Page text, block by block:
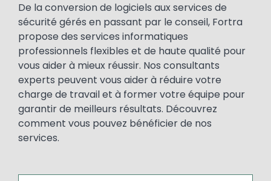
De la conversion de logiciels aux services de
sécurité gérés en passant par le conseil, Fortra
propose des services informatiques
professionnels flexibles et de haute qualité pour
vous aider à mieux réussir. Nos consultants
experts peuvent vous aider à réduire votre
charge de travail et à former votre équipe pour
garantir de meilleurs résultats. Découvrez
comment vous pouvez bénéficier de nos
services.